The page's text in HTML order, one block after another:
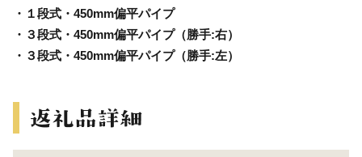
・１段式・450mm偏平パイプ
・３段式・450mm偏平パイプ（勝手:右）
・３段式・450mm偏平パイプ（勝手:左）